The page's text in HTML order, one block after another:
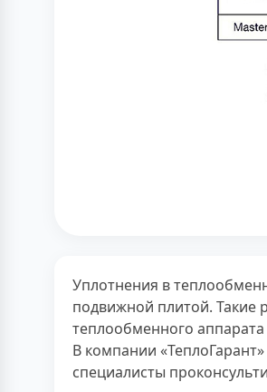
Уплотнения в
подвижной плитой. Такие
теплообменного
В компании
специалисты